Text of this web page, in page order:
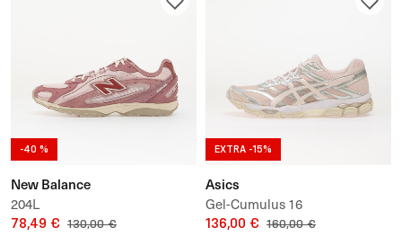
-40 %
New Balance
204L
78,49 € 130,00 €
EXTRA -15%
Asics
Gel-Cumulus 16
136,00 € 160,00 €